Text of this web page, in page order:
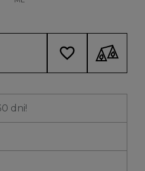
favorite_border
dni!